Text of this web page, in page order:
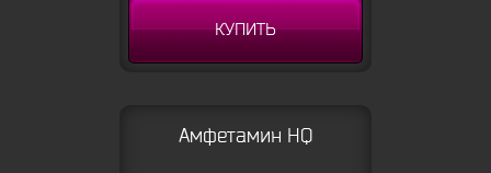
КУПИТЬ
Амфетамин HQ